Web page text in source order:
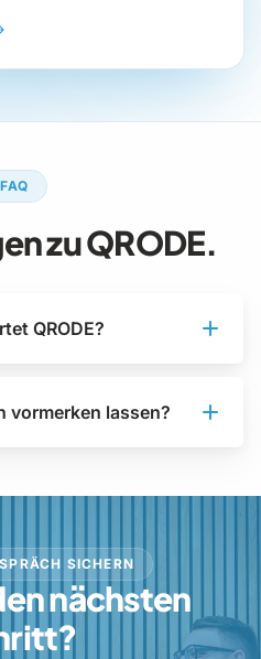
FAQ
zu QRODE.
QRODE?
vormerken lassen?
SICHERN
nächsten